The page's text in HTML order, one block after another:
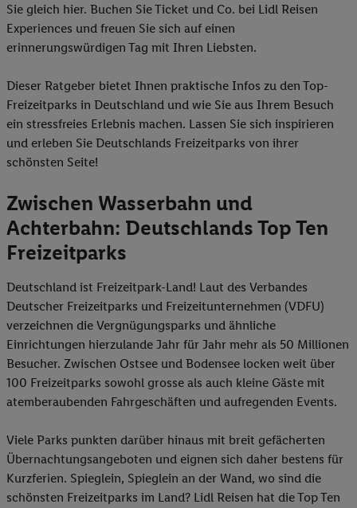
Sie gleich hier. Buchen Sie Ticket und Co. bei Lidl Reisen
Experiences und freuen Sie sich auf einen
erinnerungswürdigen Tag mit Ihren Liebsten.
Dieser Ratgeber bietet Ihnen praktische Infos zu den Top-
Freizeitparks in Deutschland und wie Sie aus Ihrem Besuch
ein stressfreies Erlebnis machen. Lassen Sie sich inspirieren
und erleben Sie Deutschlands Freizeitparks von ihrer
schönsten Seite!
Zwischen Wasserbahn und
Achterbahn: Deutschlands Top Ten
Freizeitparks
Deutschland ist Freizeitpark-Land! Laut des Verbandes
Deutscher Freizeitparks und Freizeitunternehmen (VDFU)
verzeichnen die Vergnügungsparks und ähnliche
Einrichtungen hierzulande Jahr für Jahr mehr als 50 Millionen
Besucher. Zwischen Ostsee und Bodensee locken weit über
100 Freizeitparks sowohl grosse als auch kleine Gäste mit
atemberaubenden Fahrgeschäften und aufregenden Events.
Viele Parks punkten darüber hinaus mit breit gefächerten
Übernachtungsangeboten und eignen sich daher bestens für
Kurzferien. Spieglein, Spieglein an der Wand, wo sind die
schönsten Freizeitparks im Land? Lidl Reisen hat die Top Ten